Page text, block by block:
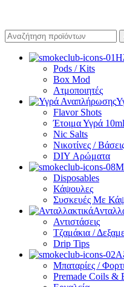
Pods / Kits
Box Mod
Ατμοποιητές
Flavor Shots
Έτοιμα Υγρά 10ml
Nic Salts
Νικοτίνες /
DIY Αρώματα
Disposables
Κάψουλες
Συσκευές Με
Αντιστάσεις
Τζαμάκια /
Drip Tips
Μπαταρίες /
Premade Coils &